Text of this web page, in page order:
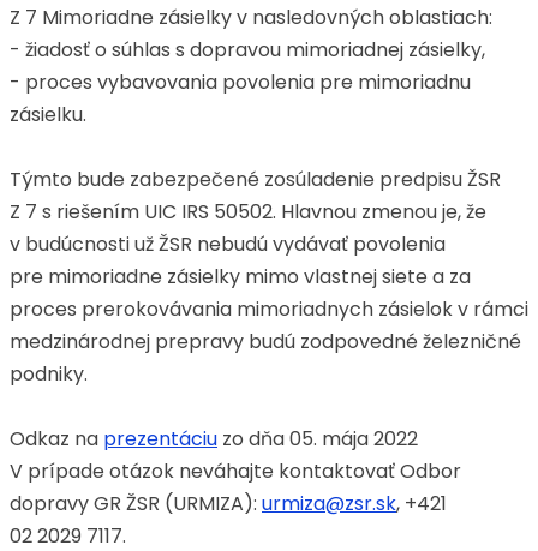
Z 7 Mimoriadne zásielky v nasledovných oblastiach:
- žiadosť o súhlas s dopravou mimoriadnej zásielky,
- proces vybavovania povolenia pre mimoriadnu
zásielku.
Týmto bude zabezpečené zosúladenie predpisu ŽSR
Z 7 s riešením UIC IRS 50502. Hlavnou zmenou je, že
v budúcnosti už ŽSR nebudú vydávať povolenia
pre mimoriadne zásielky mimo vlastnej siete a za
proces prerokovávania mimoriadnych zásielok v rámci
medzinárodnej prepravy budú zodpovedné železničné
podniky.
Odkaz na prezentáciu zo dňa 05. mája 2022
V prípade otázok neváhajte kontaktovať Odbor
dopravy GR ŽSR (URMIZA): urmiza@zsr.sk, +421
02 2029 7117.